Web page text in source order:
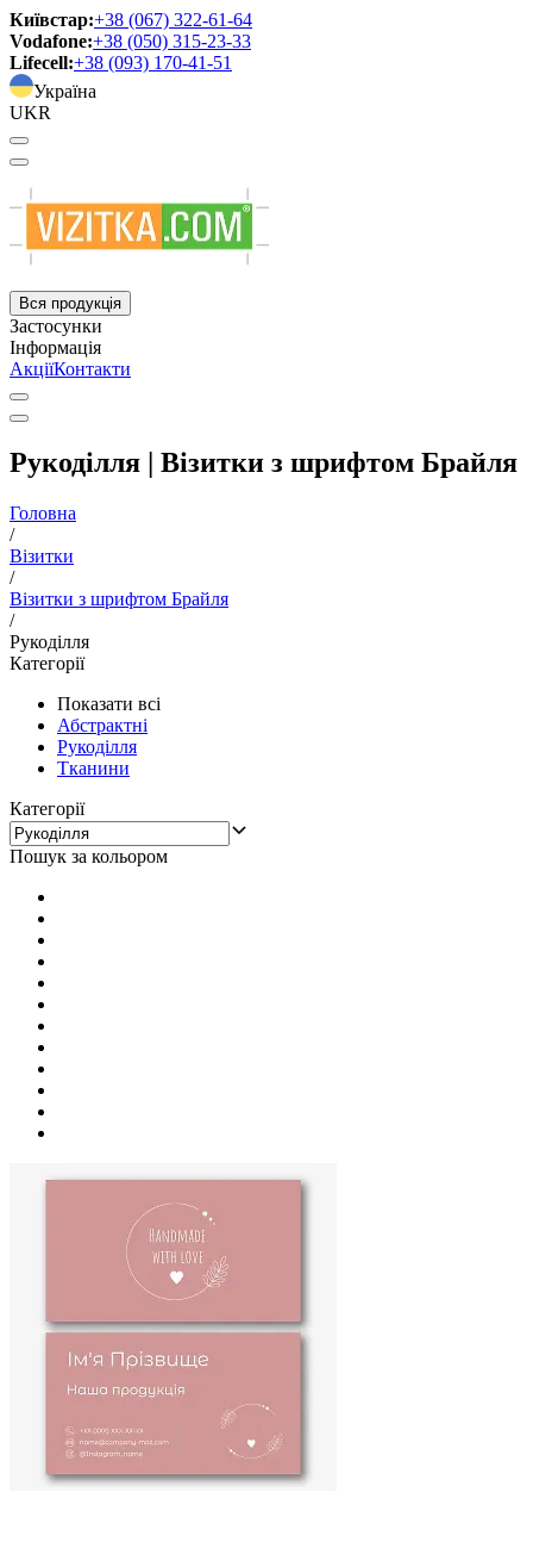
Київстар:+38 (067) 322-61-64
Vodafone:+38 (050) 315-23-33
Lifecell:+38 (093) 170-41-51
Україна
UKR
Вся продукція
Застосунки
Інформація
АкціїКонтакти
Рукоділля | Візитки з шрифтом Брайля
Головна
/
Візитки
/
Візитки з шрифтом Брайля
/
Рукоділля
Категорії
Показати всі
Абстрактні
Рукоділля
Тканини
Категорії
Пошук за кольором